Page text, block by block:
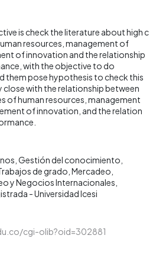
is check the literature about high c
resources, management of
of innovation and the relationship
with the objective to do
them pose hypothesis to check this
close with the relationship between
of human resources, management
of innovation, and the relation
Gestión del conocimiento
de grado Mercadeo
y Negocios Internacionales
- Universidad Icesi
cgi-olib?oid=302881